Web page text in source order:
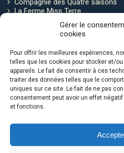
Gérer le
cookies
Pour offrir les meilleures expériences,
telles que les cookies pour stocker et/
appareils. Le fait de consentir à ces
traiter des données telles que le
uniques sur ce site. Le fait de ne pas
consentement peut avoir un effet
et fonctions.
Compagnie des Quatre saisons
La Ferme Miss Terre
Politique de cookies
Avec le soutien de :